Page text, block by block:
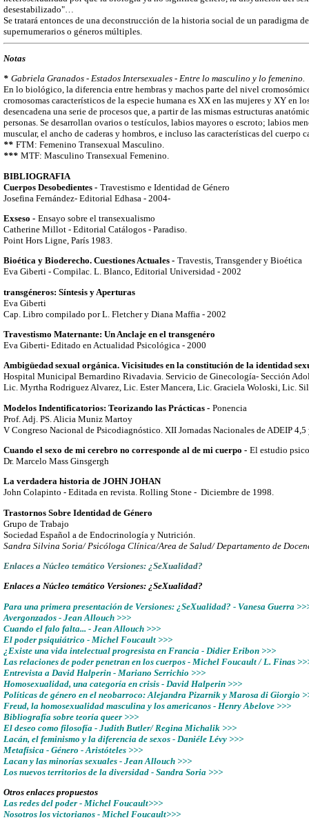
desestabilizado"…
Se tratará entonces de una deconstrucción de la historia social de un paradigma
supernumerarios o géneros múltiples.
Notas
* Gabriela Granados - Estados Intersexuales - Entre lo masculino y lo femenino.
En lo biológico, la diferencia entre hembras y machos parte del nivel
cromosomas característicos de la especie humana es XX en las mujeres y XY en
desencadena una serie de procesos que, a partir de las mismas estructuras
personas. Se desarrollan ovarios o testículos, labios mayores o escroto; labios
muscular, el ancho de caderas y hombros, e incluso las características del cuerpo
** FTM: Femenino Transexual Masculino.
*** MTF: Masculino Transexual Femenino.
BIBLIOGRAFIA
Cuerpos Desobedientes - Travestismo e Identidad de Género
Josefina Fernández- Editorial Edhasa - 2004-
Exseso - Ensayo sobre el transexualismo
Catherine Millot - Editorial Catálogos - Paradiso.
Point Hors Ligne, París 1983.
Bioética y Bioderecho. Cuestiones Actuales - Travestis, Transgender y Bioética
Eva Giberti - Compilac. L. Blanco, Editorial Universidad - 2002
transgéneros: Síntesis y Aperturas
Eva Giberti
Cap. Libro compilado por L. Fletcher y Diana Maffia - 2002
Travestismo Maternante: Un Anclaje en el transgenéro
Eva Giberti- Editado en Actualidad Psicológica - 2000
Ambigüedad sexual orgánica. Vicisitudes en la constitución de la identidad
Hospital Municipal Bernardino Rivadavia. Servicio de Ginecología- Sección
Lic. Myrtha Rodriguez Alvarez, Lic. Ester Mancera, Lic. Graciela Woloski, Lic.
Modelos Indentificatorios: Teorizando las Prácticas - Ponencia
Prof. Adj. PS. Alicia Muniz Martoy
V Congreso Nacional de Psicodiagnóstico. XII Jornadas Nacionales de ADEIP
Cuando el sexo de mi cerebro no corresponde al de mi cuerpo - El estudio
Dr. Marcelo Mass Ginsgergh
La verdadera historia de JOHN JOHAN
John Colapinto - Editada en revista. Rolling Stone - Diciembre de 1998.
Trastornos Sobre Identidad de Género
Grupo de Trabajo
Sociedad Español a de Endocrinología y Nutrición.
Sandra Silvina Soria/ Psicóloga Clínica/Area de Salud/ Departamento de
Enlaces a Núcleo temático Versiones: ¿SeXualidad?
Enlaces a Núcleo temático Versiones: ¿SeXualidad?
Para una primera presentación de Versiones: ¿SeXualidad? - Vanesa Guerra
Avergonzados - Jean Allouch >>>
Cuando el falo falta... - Jean Allouch >>>
El poder psiquiátrico - Michel Foucault >>>
¿Existe una vida intelectual progresista en Francia - Didier Eribon >>>
Las relaciones de poder penetran en los cuerpos - Michel Foucault / L. Finas
Entrevista a David Halperin - Mariano Serrichio >>>
Homosexualidad, una categoría en crisis - David Halperin >>>
Políticas de género en el neobarroco: Alejandra Pizarnik y Marosa di Giorgio
Freud, la homosexualidad masculina y los americanos - Henry Abelove >>>
Bibliografía sobre teoría queer >>>
El deseo como filosofía - Judith Butler/ Regina Michalik >>>
Lacán, el feminismo y la diferencia de sexos - Daniéle Lévy >>>
Metafísica - Género - Aristóteles >>>
Lacan y las minorías sexuales - Jean Allouch >>>
Los nuevos territorios de la diversidad - Sandra Soria >>>
Otros enlaces propuestos
Las redes del poder - Michel Foucault>>>
Nosotros los victorianos - Michel Foucault>>>